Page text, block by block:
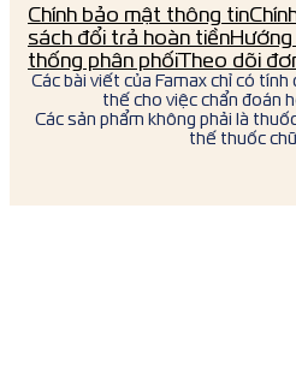
Chính bảo mật thông tin
sách đổi trả hoàn tiền
thống phân phốiTheo dõi
Các bài viết của Famax chỉ có
thế cho việc chẩn đoán
Các sản phẩm không phải là
thế thuốc